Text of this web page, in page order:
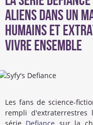
aliens dans un
Humains et
vivre ensemble
Les fans de science-
rempli
série Defiance sur la